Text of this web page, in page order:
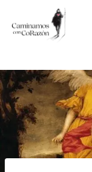
contenido